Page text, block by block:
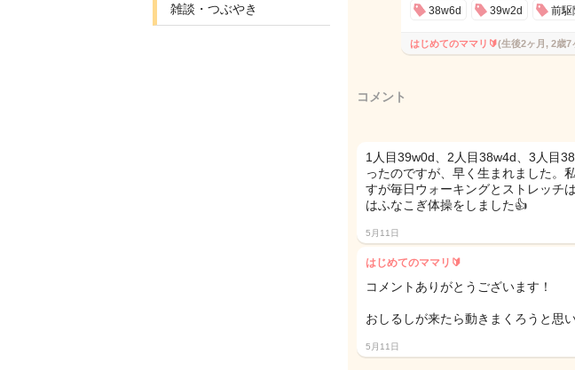
雑談・つぶやき 38w6d 39w2d 前駆
はじめてのママリ🔰(生後2ヶ月, 2歳7
コメント
1人目39w0d、2人目38w4d、3人目
ったのですが、早く生まれました。
すが毎日ウォーキングとストレッチ
はふなこぎ体操をしました👍
5月11日
はじめてのママリ🔰
コメントありがとうございます！
おしるしが来たら動きまくろうと思
5月11日